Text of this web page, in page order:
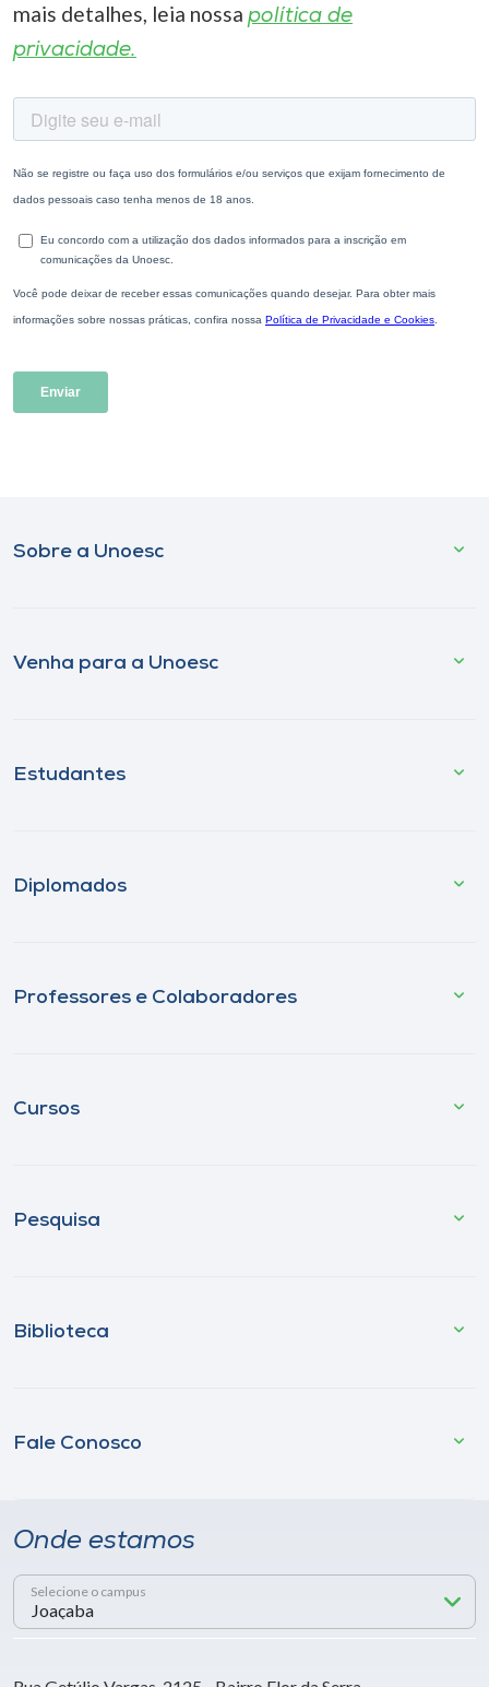
mais detalhes, leia nossa política de
privacidade.
Sobre a Unoesc
Venha para a Unoesc
Estudantes
Diplomados
Professores e Colaboradores
Cursos
Pesquisa
Biblioteca
Fale Conosco
Onde estamos
Selecione o campus